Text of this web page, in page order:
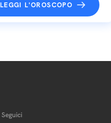
LEGGI L'OROSCOPO
Seguici